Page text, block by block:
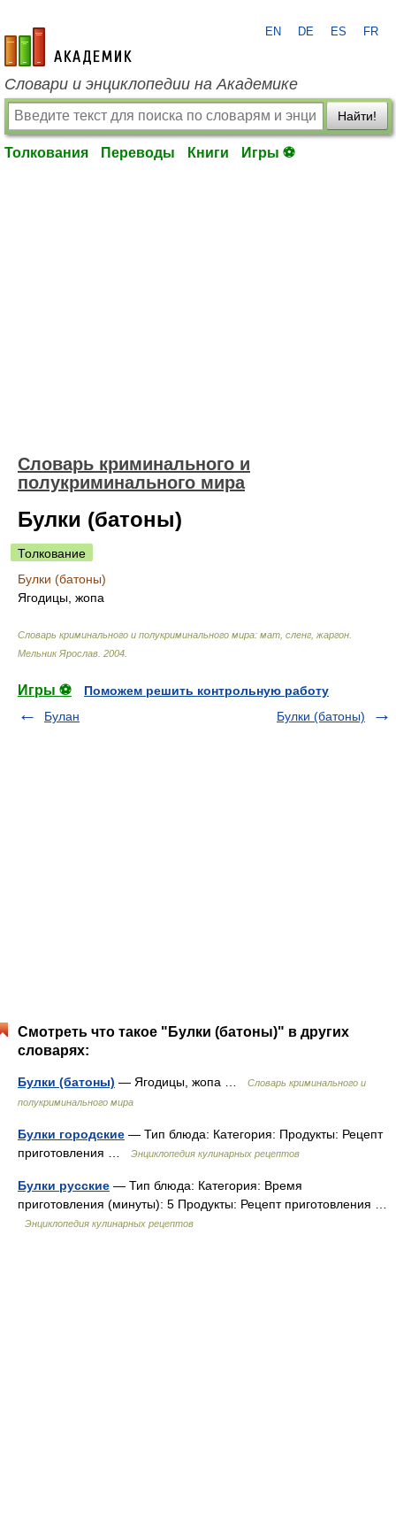
academic.ru
EN DE ES FR
Словари и энциклопедии на Академике
Найти!
Толкования Переводы Книги Игры ⚽
Словарь криминального и
полукриминального мира
Булки (батоны)
Толкование
Булки (батоны)
Ягодицы, жопа
Словарь криминального и полукриминального мира: мат, сленг, жаргон
Мельник Ярослав 2004
Игры ⚽
Поможем решить контрольную работу
Булан
Булки (батоны)
Смотреть что такое "Булки (батоны)" в других
словарях:
Булки (батоны) — Ягодицы, жопа …
Словарь криминального и
полукриминального мира
Булки городские — Тип блюда: Категория: Продукты: Рецепт
приготовления …
Энциклопедия кулинарных рецептов
Булки русские — Тип блюда: Категория: Время
приготовления (минуты): 5 Продукты: Рецепт приготовления …
Энциклопедия кулинарных рецептов